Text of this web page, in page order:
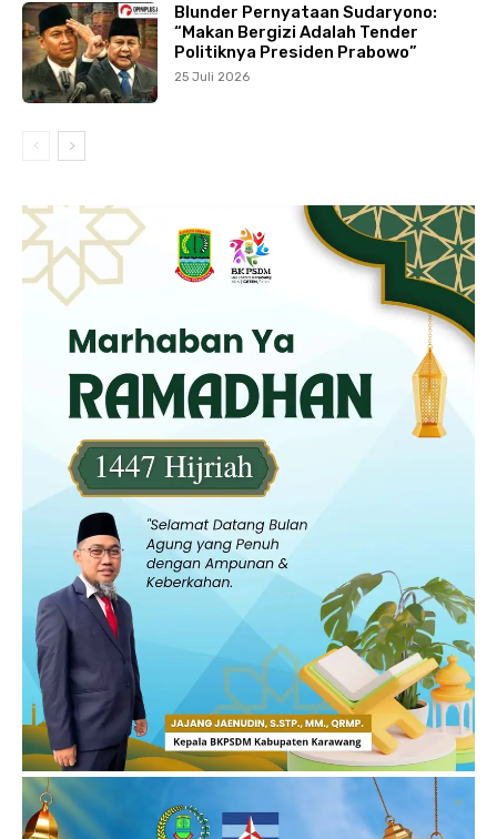
Blunder Pernyataan Sudaryono:
“Makan Bergizi Adalah Tender
Politiknya Presiden Prabowo”
25 Juli 2026